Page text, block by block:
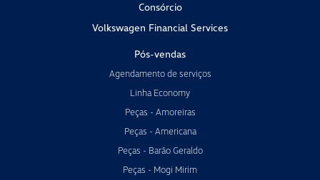
Consórcio
Volkswagen Financial Services
Pós-vendas
Agendamento de serviços
Linha Economy
Peças - Amoreiras
Peças - Americana
Peças - Barão Geraldo
Peças - Mogi Mirim